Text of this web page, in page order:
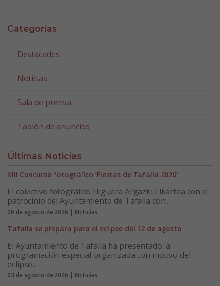
Categorías
Destacados
Noticias
Sala de prensa
Tablón de anuncios
Últimas Noticias
XIII Concurso fotográfico ‘Fiestas de Tafalla 2026’
El colectivo fotográfico Higuera Argazki Elkartea con el
patrocinio del Ayuntamiento de Tafalla con...
06 de agosto de 2026 | Noticias
Tafalla se prepara para el eclipse del 12 de agosto
El Ayuntamiento de Tafalla ha presentado la
programación especial organizada con motivo del
eclipse...
03 de agosto de 2026 | Noticias